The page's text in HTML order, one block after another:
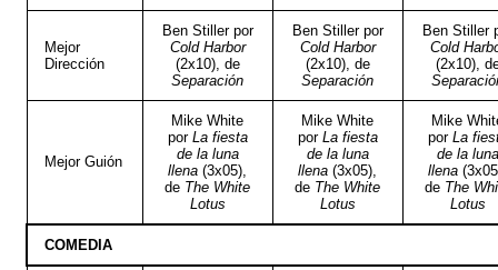
Mejor
Dirección
Ben Stiller por
Cold Harbor
(2x10), de
Separación
Ben Stiller por
Cold Harbor
(2x10), de
Separación
Ben Stiller
Cold
(2x10),
Mejor Guión
Mike White
por La fiesta
de la luna
llena (3x05),
de The White
Lotus
Mike White
por La fiesta
de la luna
llena (3x05),
de The White
Lotus
Mike
por La
de la luna
llena
de The
Lotus
COMEDIA